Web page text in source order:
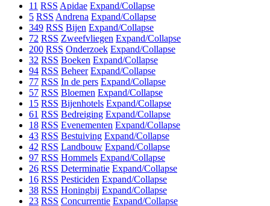
11 RSS Apidae Expand/Collapse
5 RSS Andrena Expand/Collapse
349 RSS Bijen Expand/Collapse
72 RSS Zweefvliegen Expand/Collapse
200 RSS Onderzoek Expand/Collapse
32 RSS Boeken Expand/Collapse
94 RSS Beheer Expand/Collapse
77 RSS In de pers Expand/Collapse
57 RSS Bloemen Expand/Collapse
15 RSS Bijenhotels Expand/Collapse
61 RSS Bedreiging Expand/Collapse
18 RSS Evenementen Expand/Collapse
43 RSS Bestuiving Expand/Collapse
42 RSS Landbouw Expand/Collapse
97 RSS Hommels Expand/Collapse
26 RSS Determinatie Expand/Collapse
16 RSS Pesticiden Expand/Collapse
38 RSS Honingbij Expand/Collapse
23 RSS Concurrentie Expand/Collapse